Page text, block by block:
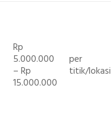
Rp
5.000.000
– Rp
15.000.000
per
titik/lokasi